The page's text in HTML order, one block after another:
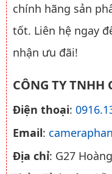
chính hãng sản
tốt. Liên hệ ngay
nhận ưu đãi!
CÔNG TY TNHH
Điện thoại:
Email:
Địa chỉ: G27